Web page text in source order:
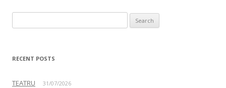
RECENT POSTS
TEATRU 31/07/2026